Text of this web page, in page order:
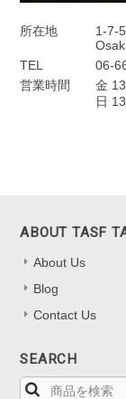
所在地
1-7-
TEL
06-
営業時間
金
日
ABOUT TASF
About Us
Blog
Contact Us
SEARCH